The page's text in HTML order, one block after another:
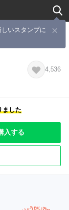
しいスタンプに
ッチ（初夏）
4,536
ました
入する